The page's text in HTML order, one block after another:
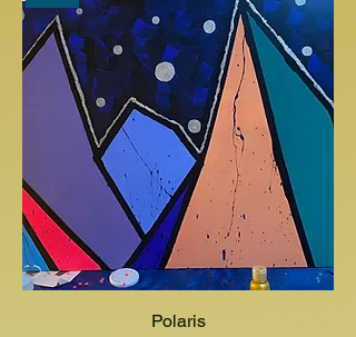
Polaris